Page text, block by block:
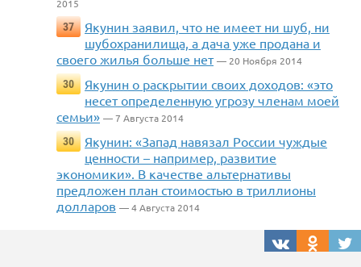
2015
37
Якунин заявил, что не имеет ни шуб, ни
шубохранилища, а дача уже продана и
своего жилья больше нет — 20 Ноября 2014
30
Якунин о раскрытии своих доходов: «это
несет определенную угрозу членам моей
семьи» — 7 Августа 2014
30
Якунин: «Запад навязал России чуждые
ценности – например, развитие
экономики». В качестве альтернативы
предложен план стоимостью в триллионы
долларов — 4 Августа 2014